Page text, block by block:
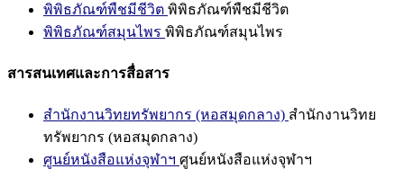
พิพิธภัณฑ์พืชมีชีวิต พิพิธภัณฑ์พืชมีชีวิต
พิพิธภัณฑ์สมุนไพร พิพิธภัณฑ์สมุนไพร
สารสนเทศและการสื่อสาร
สำนักงานวิทยทรัพยากร (หอสมุดกลาง) สำนักงานวิทย
ทรัพยากร (หอสมุดกลาง)
ศูนย์หนังสือแห่งจุฬาฯ ศูนย์หนังสือแห่งจุฬาฯ